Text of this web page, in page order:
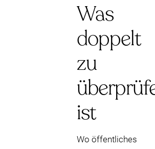
Was
doppelt
zu
ist
Wo öffentliches